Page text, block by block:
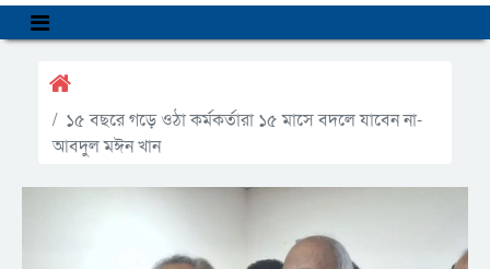
১৫ বছরে গড়ে ওঠা কর্মকর্তারা ১৫ মাসে বদলে যাবেন না-
আবদুল মঈন খান